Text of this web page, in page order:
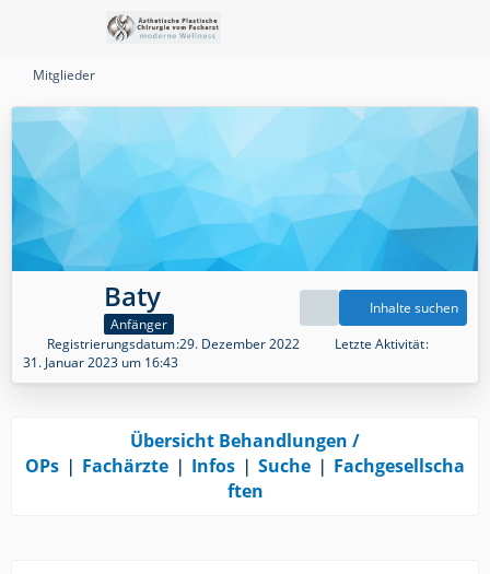
Mitglieder
Baty
Anfänger
Inhalte suchen
Registrierungsdatum 29. Dezember 2022
Letzte Aktivität
31. Januar 2023 um 16:43
Übersicht Behandlungen /
OPs ❘ Fachärzte ❘ Infos ❘ Suche ❘ Fachgesellscha
ften